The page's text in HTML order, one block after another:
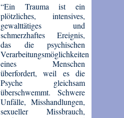
“Ein Trauma ist ein
plötzliches, intensives,
gewalttätiges und
schmerzhaftes Ereignis,
das die psychischen
Verarbeitungsmöglichkeiten
eines Menschen
überfordert, weil es die
Psyche gleichsam
überschwemmt. Schwere
Unfälle, Misshandlungen,
sexueller Missbrauch,